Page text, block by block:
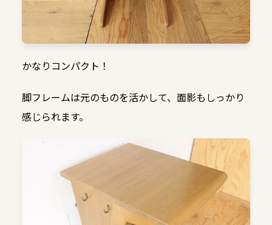
かなりコンパクト！
脚フレームは元のものを活かして、面影もしっかり
感じられます。